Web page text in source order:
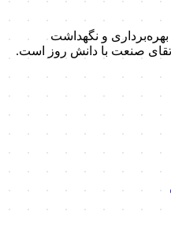
و نگهداشت
صنعت با دانش روز است.